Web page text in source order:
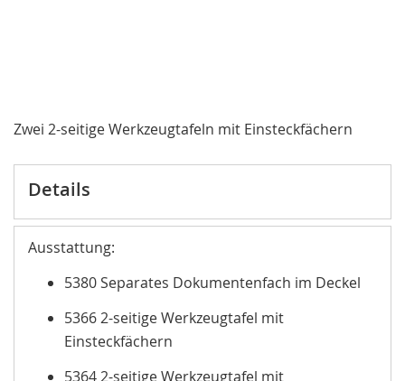
Zwei 2-seitige Werkzeugtafeln mit Einsteckfächern
Details
Ausstattung:
5380 Separates Dokumentenfach im Deckel
5366 2-seitige Werkzeugtafel mit
Einsteckfächern
5364 2-seitige Werkzeugtafel mit